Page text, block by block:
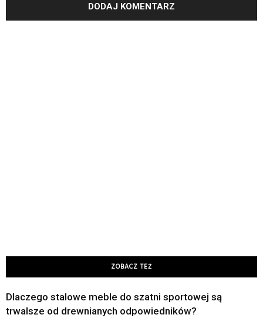
ZOBACZ TEŻ
Dlaczego stalowe meble do szatni sportowej są
trwalsze od drewnianych odpowiedników?